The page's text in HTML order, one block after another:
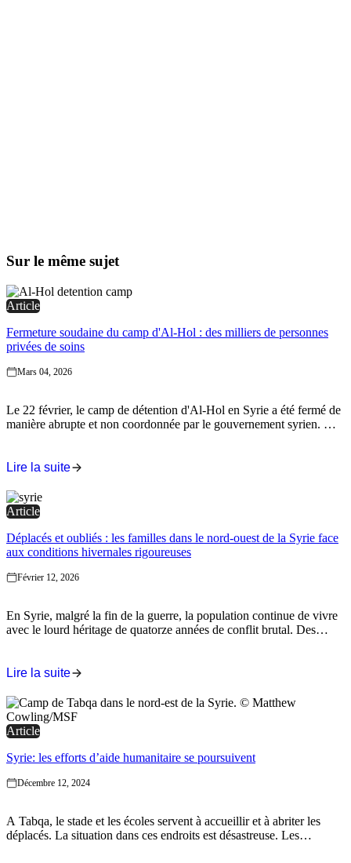
Sur le même sujet
Article
Fermeture soudaine du camp d'Al-Hol : des milliers de personnes
privées de soins
Mars 04, 2026
Le 22 février, le camp de détention d'Al-Hol en Syrie a été fermé de
manière abrupte et non coordonnée par le gouvernement syrien. Des
sécuritaires et à un accès limité aux soins de santé.
Lire la suite
Article
Déplacés et oubliés : les familles dans le nord-ouest de la Syrie face
aux conditions hivernales rigoureuses
Février 12, 2026
En Syrie, malgré la fin de la guerre, la population continue de vivre
avec le lourd héritage de quatorze années de conflit brutal. Des
ont détruit des habitations et des infrastructures essentielles, laissant
Lire la suite
Article
Syrie: les efforts d’aide humanitaire se poursuivent
Décembre 12, 2024
A Tabqa, le stade et les écoles servent à accueillir et à abriter les
déplacés. La situation dans ces endroits est désastreuse. Les